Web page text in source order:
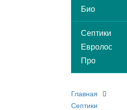
Био
Септики
Евролос
Про
Главная
Септики